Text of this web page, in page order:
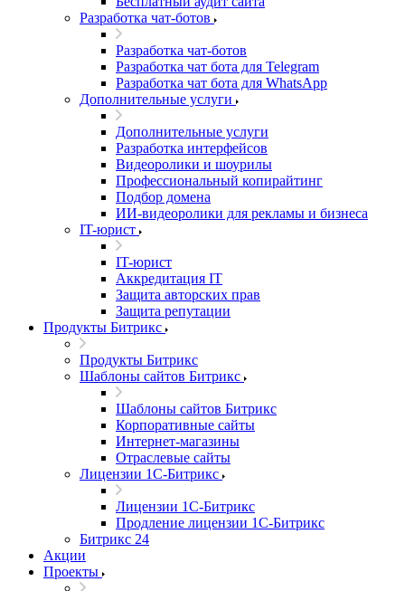
Разработка чат-ботов
Разработка чат-ботов
Разработка чат бота для Telegram
Разработка чат бота для WhatsApp
Дополнительные услуги
Дополнительные услуги
Разработка интерфейсов
Видеоролики и шоурилы
Профессиональный копирайтинг
Подбор домена
ИИ-видеоролики для рекламы и бизнеса
IT-юрист
IT-юрист
Аккредитация IT
Защита авторских прав
Защита репутации
Продукты Битрикс
Продукты Битрикс
Шаблоны сайтов Битрикс
Шаблоны сайтов Битрикс
Корпоративные сайты
Интернет-магазины
Отраслевые сайты
Лицензии 1С-Битрикс
Лицензии 1С-Битрикс
Продление лицензии 1С-Битрикс
Битрикс 24
Акции
Проекты